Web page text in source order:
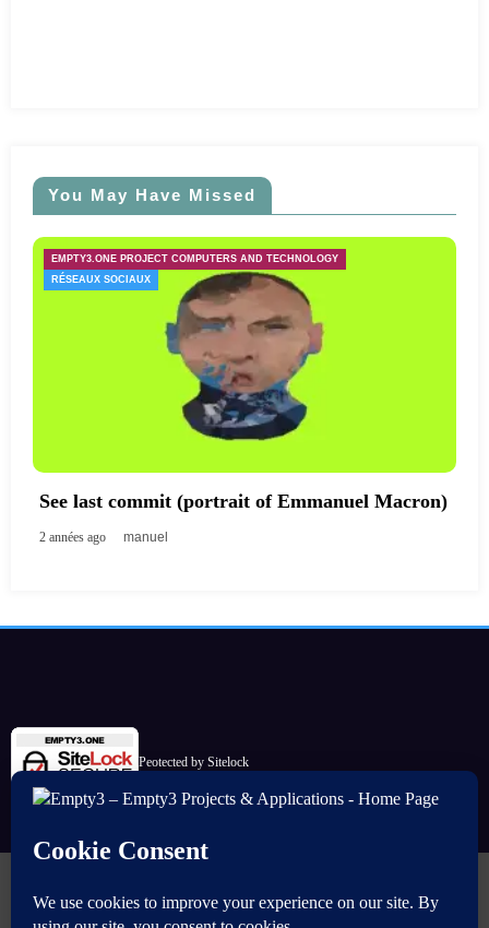
You May Have Missed
EMPTY3.ONE PROJECT COMPUTERS AND TECHNOLOGY
RÉSEAUX SOCIAUX
See last commit (portrait of Emmanuel Macron)
2 années ago manuel
Peotected by Sitelock
Commencer Sources
Télécharger (Maven)